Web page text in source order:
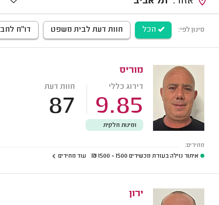
סינון לפי: הכל חוות דעת לבית משפט דו"ח
מוריס
דירוג כללי
9.85
חוות דעת
87
זמינות חלקית
מחירים:
איתור נזילה בעזרת מכשירים 1500 - 1500
₪ עוד מחירים
ירון